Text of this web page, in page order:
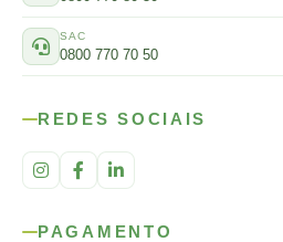
SAC
0800 770 70 50
REDES SOCIAIS
PAGAMENTO